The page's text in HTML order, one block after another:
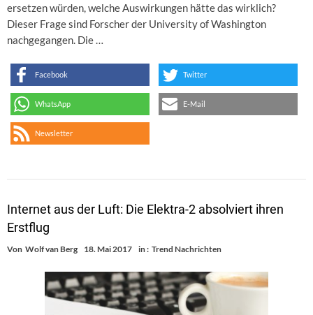
ersetzen würden, welche Auswirkungen hätte das wirklich?
Dieser Frage sind Forscher der University of Washington
nachgegangen. Die …
Facebook Twitter
WhatsApp E-Mail
Newsletter
Internet aus der Luft: Die Elektra-2 absolviert ihren
Erstflug
Von Wolf van Berg 18. Mai 2017 in : Trend Nachrichten